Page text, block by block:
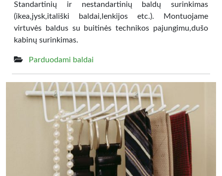
Standartinių ir nestandartinių baldų surinkimas
(ikea,jysk,itališki baldai,lenkijos etc.). Montuojame
virtuvės baldus su buitinės technikos pajungimu,dušo
kabinų surinkimas.
Parduodami baldai